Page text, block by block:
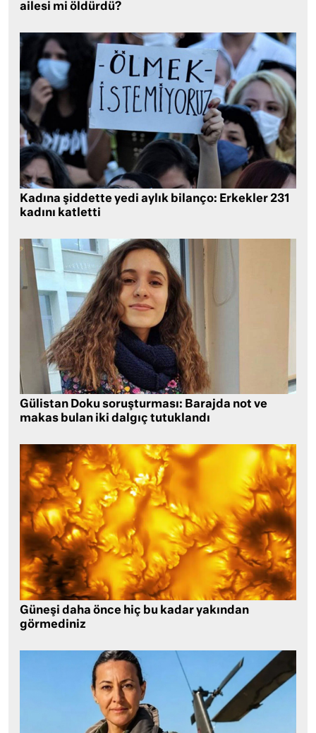
ailesi mi öldürdü?
Kadına şiddette yedi aylık bilanço: Erkekler 231
kadını katletti
Gülistan Doku soruşturması: Barajda not ve
makas bulan iki dalgıç tutuklandı
Güneşi daha önce hiç bu kadar yakından
görmediniz